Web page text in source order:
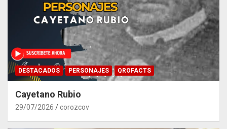
DESTACADOS PERSONAJES QROFACTS
Cayetano Rubio
29/07/2026 corozcov